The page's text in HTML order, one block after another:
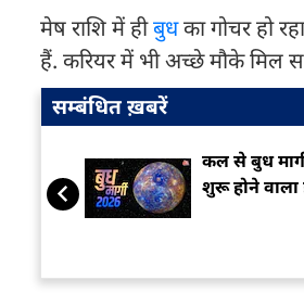
मेष राशि में हीबुधका गोचर हो
हैं. करियर में भी अच्छे मौके मिल
सम्बंधित ख़बरें
कल से बुध
शुरू होने वाला